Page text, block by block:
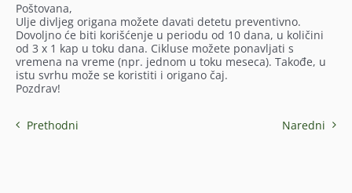
Poštovana,
Ulje divljeg origana možete davati detetu preventivno.
Dovoljno će biti korišćenje u periodu od 10 dana, u količini
od 3 x 1 kap u toku dana. Cikluse možete ponavljati s
vremena na vreme (npr. jednom u toku meseca). Takođe, u
istu svrhu može se koristiti i origano čaj.
Pozdrav!
Prethodni Naredni